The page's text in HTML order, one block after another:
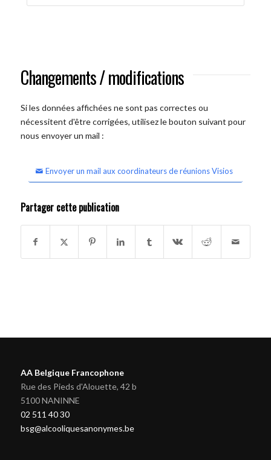
Changements / modifications
Si les données affichées ne sont pas correctes ou
nécessitent d'être corrigées, utilisez le bouton suivant pour
nous envoyer un mail :
Envoyer un mail aux coordinateurs de réunions Visios
Partager cette publication
AA Belgique Francophone
Rue des Pieds d'Alouette, 42 b
5100 NANINNE
02 511 40 30
bsg@alcooliquesanonymes.be